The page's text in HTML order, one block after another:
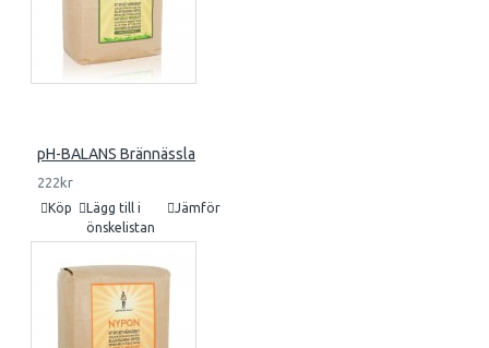
pH-BALANS Brännässla
222kr
Köp
Lägg till i
önskelistan
Jämför